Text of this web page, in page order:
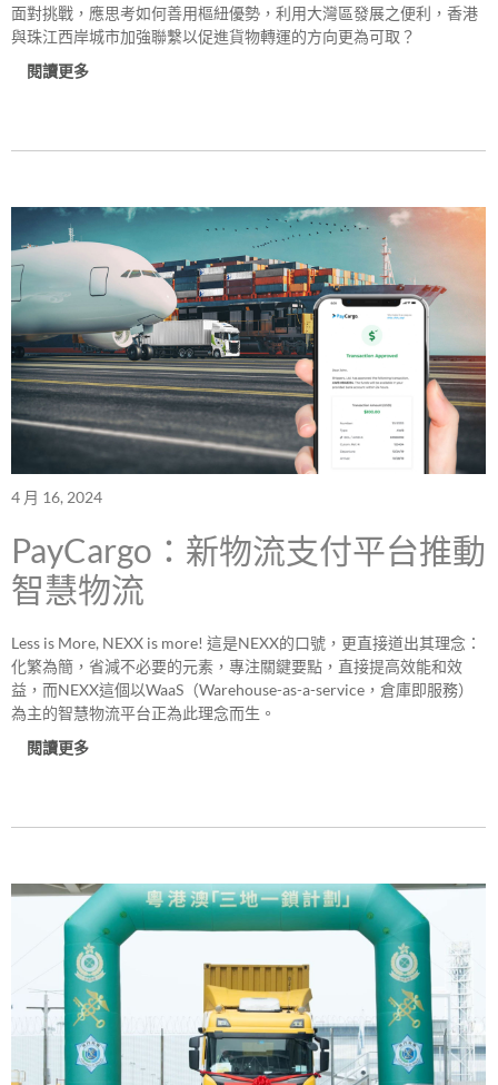
面對挑戰，應思考如何善用樞紐優勢，利用大灣區發展之便利，香港
與珠江西岸城市加強聯繫以促進貨物轉運的方向更為可取？
閱讀更多
4 月 16, 2024
PayCargo：新物流支付平台推動
智慧物流
Less is More, NEXX is more! 這是NEXX的口號，更直接道出其理念：
化繁為簡，省減不必要的元素，專注關鍵要點，直接提高效能和效
益，而NEXX這個以WaaS（Warehouse-as-a-service，倉庫即服務）
為主的智慧物流平台正為此理念而生。
閱讀更多